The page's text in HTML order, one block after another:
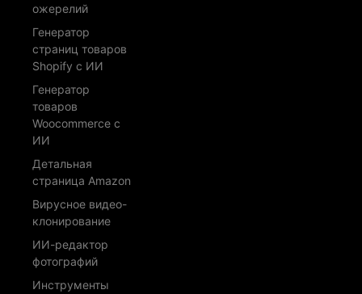
ожерелий
Генератор
страниц товаров
Shopify с ИИ
Генератор
товаров
Woocommerce с
ИИ
Детальная
страница Amazon
Вирусное видео-
клонирование
ИИ-редактор
фотографий
Инструменты